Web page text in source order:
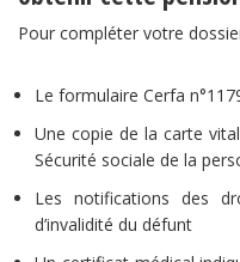
Pour compléter votre
Le formulaire Cerfa
Une copie de la carte
Sécurité sociale de la
Les notifications des
d’invalidité du défunt